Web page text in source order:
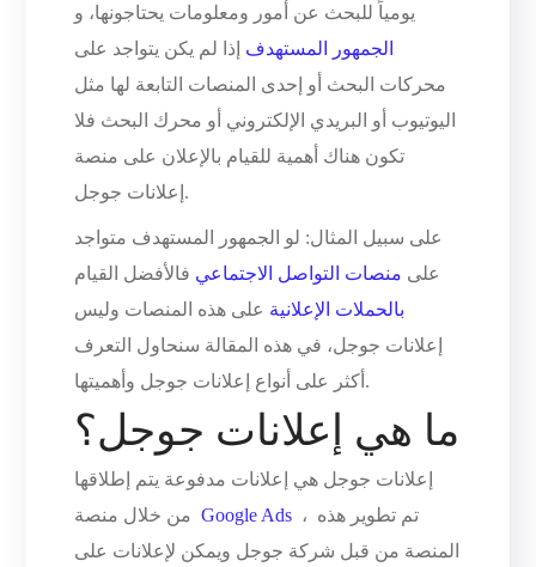
يومياً للبحث عن أمور ومعلومات يحتاجونها، و
الجمهور المستهدف إذا لم يكن يتواجد على
محركات البحث أو إحدى المنصات التابعة لها مثل
اليوتيوب أو البريدي الإلكتروني أو محرك البحث فلا
تكون هناك أهمية للقيام بالإعلان على منصة
إعلانات جوجل.
على سبيل المثال: لو الجمهور المستهدف متواجد
على منصات التواصل الاجتماعي فالأفضل القيام
بالحملات الإعلانية على هذه المنصات وليس
إعلانات جوجل، في هذه المقالة سنحاول التعرف
أكثر على أنواع إعلانات جوجل وأهميتها.
ما هي إعلانات جوجل؟
إعلانات جوجل هي إعلانات مدفوعة يتم إطلاقها
من خلال منصةGoogle Ads ، تم تطوير هذه
المنصة من قبل شركة جوجل ويمكن لإعلانات على